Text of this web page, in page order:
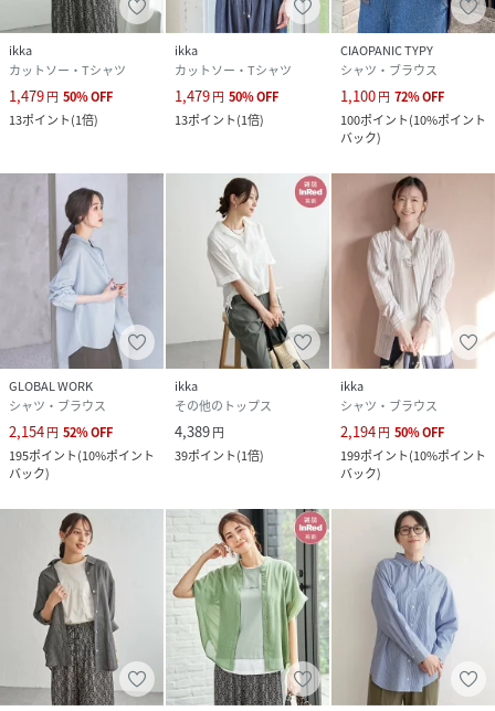
ikka
カットソー・Tシャツ
1,479円 50%OFF
13ポイント(1倍)
ikka
カットソー・Tシャツ
1,479円 50%OFF
13ポイント(1倍)
CIAOPANIC TYPY
シャツ・ブラウス
1,100円 72%OFF
100ポイント(10%ポイント
バック)
GLOBAL WORK
シャツ・ブラウス
2,154円 52%OFF
195ポイント(10%ポイント
バック)
ikka
その他のトップス
4,389円
39ポイント(1倍)
ikka
シャツ・ブラウス
2,194円 50%OFF
199ポイント(10%ポイント
バック)